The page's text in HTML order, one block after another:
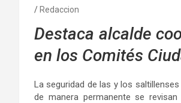
Redaccion
Destaca alcalde
en los Comités
La seguridad de las y los
de manera permanente se